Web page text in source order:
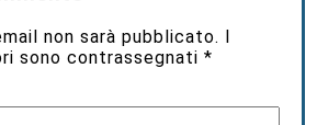
non sarà pubblicato. I
sono contrassegnati*